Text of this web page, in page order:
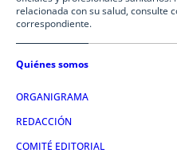
relacionada con su salud, consulte
correspondiente.
Quiénes somos
ORGANIGRAMA
REDACCIÓN
COMITÉ EDITORIAL